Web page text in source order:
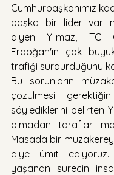
Cumhurbaşkanımız
başka bir lider var
diyen Yılmaz, TC
Erdoğan'ın çok
trafiği sürdürdüğünü
Bu sorunların
çözülmesi
söylediklerini belirten
olmadan taraflar
Masada bir
diye ümit
yaşanan sürecin